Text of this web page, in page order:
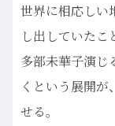
世界に相応しい
し出していたこ
多部未華子演じ
くという展開
せる。